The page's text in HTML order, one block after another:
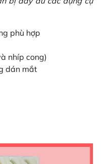
phù hợp
nhíp cong)
dán mắt